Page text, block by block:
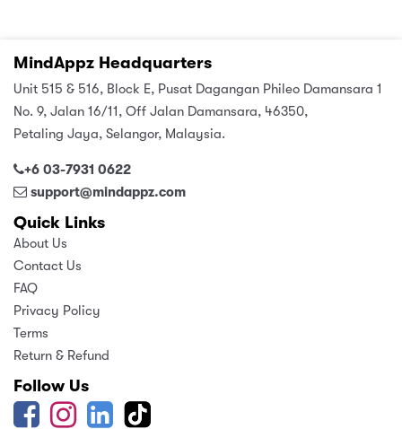
MindAppz Headquarters
Unit 515 & 516, Block E, Pusat Dagangan Phileo Damansara 1
No. 9, Jalan 16/11, Off Jalan Damansara, 46350,
Petaling Jaya, Selangor, Malaysia.
+6 03-7931 0622
support@mindappz.com
Quick Links
About Us
Contact Us
FAQ
Privacy Policy
Terms
Return & Refund
Follow Us